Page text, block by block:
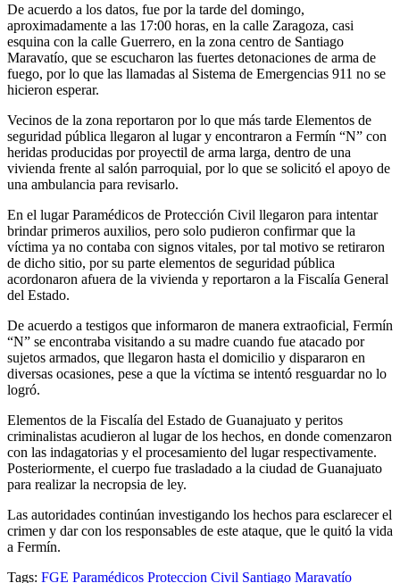
De acuerdo a los datos, fue por la tarde del domingo,
aproximadamente a las 17:00 horas, en la calle Zaragoza, casi
esquina con la calle Guerrero, en la zona centro de Santiago
Maravatío, que se escucharon las fuertes detonaciones de arma de
fuego, por lo que las llamadas al Sistema de Emergencias 911 no se
hicieron esperar.
Vecinos de la zona reportaron por lo que más tarde Elementos de
seguridad pública llegaron al lugar y encontraron a Fermín “N” con
heridas producidas por proyectil de arma larga, dentro de una
vivienda frente al salón parroquial, por lo que se solicitó el apoyo de
una ambulancia para revisarlo.
En el lugar Paramédicos de Protección Civil llegaron para intentar
brindar primeros auxilios, pero solo pudieron confirmar que la
víctima ya no contaba con signos vitales, por tal motivo se retiraron
de dicho sitio, por su parte elementos de seguridad pública
acordonaron afuera de la vivienda y reportaron a la Fiscalía General
del Estado.
De acuerdo a testigos que informaron de manera extraoficial, Fermín
“N” se encontraba visitando a su madre cuando fue atacado por
sujetos armados, que llegaron hasta el domicilio y dispararon en
diversas ocasiones, pese a que la víctima se intentó resguardar no lo
logró.
Elementos de la Fiscalía del Estado de Guanajuato y peritos
criminalistas acudieron al lugar de los hechos, en donde comenzaron
con las indagatorias y el procesamiento del lugar respectivamente.
Posteriormente, el cuerpo fue trasladado a la ciudad de Guanajuato
para realizar la necropsia de ley.
Las autoridades continúan investigando los hechos para esclarecer el
crimen y dar con los responsables de este ataque, que le quitó la vida
a Fermín.
Tags: FGE Paramédicos Proteccion Civil Santiago Maravatío